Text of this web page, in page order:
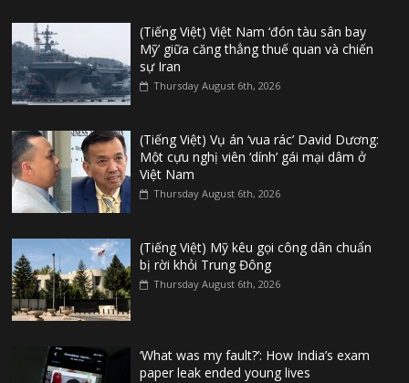
(Tiếng Việt) Việt Nam ‘đón tàu sân bay
Mỹ’ giữa căng thẳng thuế quan và chiến
sự Iran
Thursday August 6th, 2026
(Tiếng Việt) Vụ án ‘vua rác’ David Dương:
Một cựu nghị viên ‘dính’ gái mại dâm ở
Việt Nam
Thursday August 6th, 2026
(Tiếng Việt) Mỹ kêu gọi công dân chuẩn
bị rời khỏi Trung Đông
Thursday August 6th, 2026
‘What was my fault?’: How India’s exam
paper leak ended young lives